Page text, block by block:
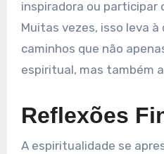
inspiradora ou participar
Muitas vezes, isso leva
caminhos que não
espiritual, mas também
Reflexões
A espiritualidade se